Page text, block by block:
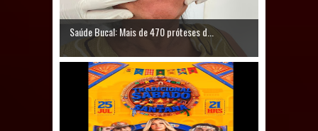
Dois Gigantes da Poesia Paraibana
inspiram a IV FEIRA LITERÁRIA DO
BREJO em Guarabira
Vereador Davyd Matias reúne cerca
Saúde Bucal: Mais de 470 próteses d...